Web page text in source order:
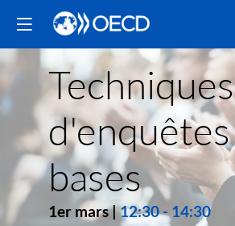
Techniques
d'enquêtes
bases
1er mars|12:30-14:30